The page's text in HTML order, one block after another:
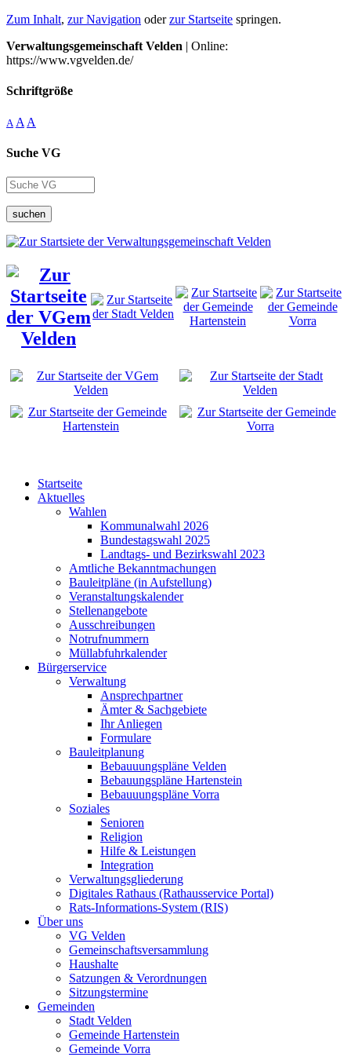
Zum Inhalt, zur Navigation oderzur Startseite springen.
Verwaltungsgemeinschaft Velden | Online:
https://www.vgvelden.de/
Schriftgröße
A A A
Suche VG
suchen
Startseite
Aktuelles
Wahlen
Kommunalwahl 2026
Bundestagswahl 2025
Landtags- und Bezirkswahl 2023
Amtliche Bekanntmachungen
Bauleitpläne (in Aufstellung)
Veranstaltungskalender
Stellenangebote
Ausschreibungen
Notrufnummern
Müllabfuhrkalender
Bürgerservice
Verwaltung
Ansprechpartner
Ämter & Sachgebiete
Ihr Anliegen
Formulare
Bauleitplanung
Bebauuungspläne Velden
Bebauungspläne Hartenstein
Bebauuungspläne Vorra
Soziales
Senioren
Religion
Hilfe & Leistungen
Integration
Verwaltungsgliederung
Digitales Rathaus (Rathausservice Portal)
Rats-Informations-System (RIS)
Über uns
VG Velden
Gemeinschaftsversammlung
Haushalte
Satzungen & Verordnungen
Sitzungstermine
Gemeinden
Stadt Velden
Gemeinde Hartenstein
Gemeinde Vorra